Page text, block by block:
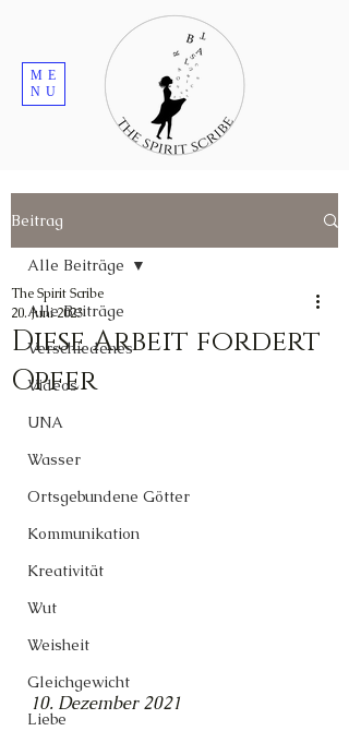
ME
NU
Beitrag
Alle Beiträge
Verschiedenes
Videos
UNA
Wasser
Ortsgebundene Götter
Kommunikation
Kreativität
Wut
Weisheit
Gleichgewicht
Liebe
Alle Beiträge
Diese Arbeit fordert
Opfer
The Spirit Scribe
20. Juni 2023
10. Dezember 2021